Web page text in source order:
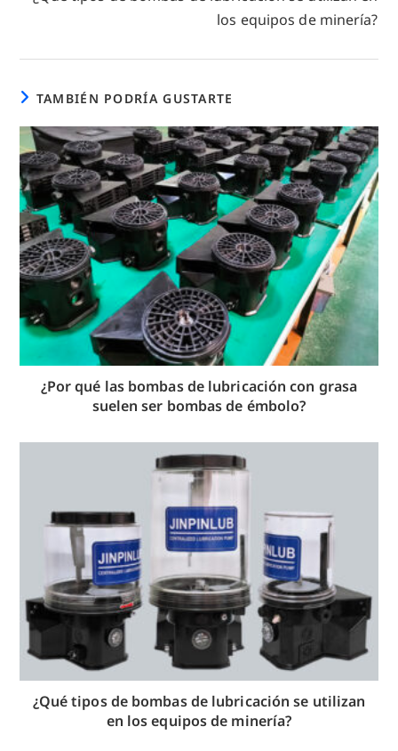
los equipos de minería?
TAMBIÉN PODRÍA GUSTARTE
¿Por qué las bombas de lubricación con grasa
suelen ser bombas de émbolo?
¿Qué tipos de bombas de lubricación se utilizan
en los equipos de minería?